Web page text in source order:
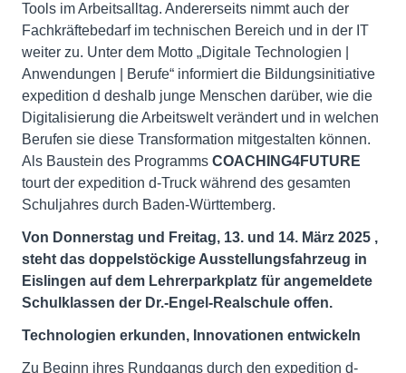
Tools im Arbeitsalltag. Andererseits nimmt auch der
Fachkräftebedarf im technischen Bereich und in der IT
weiter zu. Unter dem Motto „Digitale Technologien |
Anwendungen | Berufe“ informiert die Bildungsinitiative
expedition d deshalb junge Menschen darüber, wie die
Digitalisierung die Arbeitswelt verändert und in welchen
Berufen sie diese Transformation mitgestalten können.
Als Baustein des Programms COACHING4FUTURE
tourt der expedition d-Truck während des gesamten
Schuljahres durch Baden-Württemberg.
Von Donnerstag und Freitag, 13. und 14. März 2025 ,
steht das doppelstöckige Ausstellungsfahrzeug in
Eislingen auf dem Lehrerparkplatz für angemeldete
Schulklassen der Dr.-Engel-Realschule offen.
Technologien erkunden, Innovationen entwickeln
Zu Beginn ihres Rundgangs durch den expedition d-